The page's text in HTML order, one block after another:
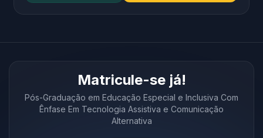
Matricule-se já!
Pós-Graduação em Educação Especial e Inclusiva Com
Ênfase Em Tecnologia Assistiva e Comunicação
Alternativa